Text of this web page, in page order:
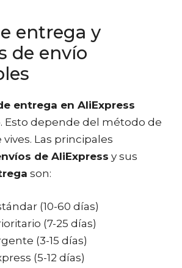
entrega y
de envío
entrega en AliExpress
Esto depende del método de
Las principales
de AliExpress y sus
son:
(10-60 días)
(7-25 días)
(3-15 días)
(5-12 días)